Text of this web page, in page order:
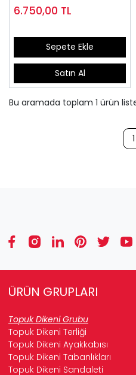
6.750,00 TL
Sepete Ekle
Satın Al
Bu aramada toplam 1 ürün
1
ÜRÜN GRUPLARI
Topuk Dikeni Grubu
Topuk Dikeni Terliği
Topuk Dikeni Ayakkabısı
Topuk Dikeni Tabanlıkları
Topuk Dikeni Sandaleti